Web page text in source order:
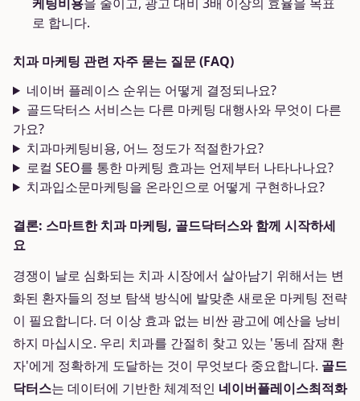
로 합니다.
치과 마케팅 관련 자주 묻는 질문 (FAQ)
네이버 플레이스 순위는 어떻게 결정되나요?
골드닥터스 서비스는 다른 마케팅 대행사와 무엇이 다른
가요?
치과마케팅비용, 어느 정도가 적절한가요?
로컬 SEO를 통한 마케팅 효과는 언제부터 나타나나요?
치과입소문마케팅을 온라인으로 어떻게 구현하나요?
결론: 스마트한 치과 마케팅, 골드닥터스와 함께 시작하세
요
경쟁이 날로 심화되는 치과 시장에서 살아남기 위해서는 변
화된 환자들의 정보 탐색 방식에 발맞춘 새로운 마케팅 전략
이 필요합니다. 더 이상 효과 없는 비싼 광고에 예산을 낭비
하지 마십시오. 우리 치과를 간절히 찾고 있는 '동네 잠재 환
자'에게 정확하게 도달하는 것이 무엇보다 중요합니다. 골드
닥터스는 데이터에 기반한 체계적인 네이버플레이스최적화